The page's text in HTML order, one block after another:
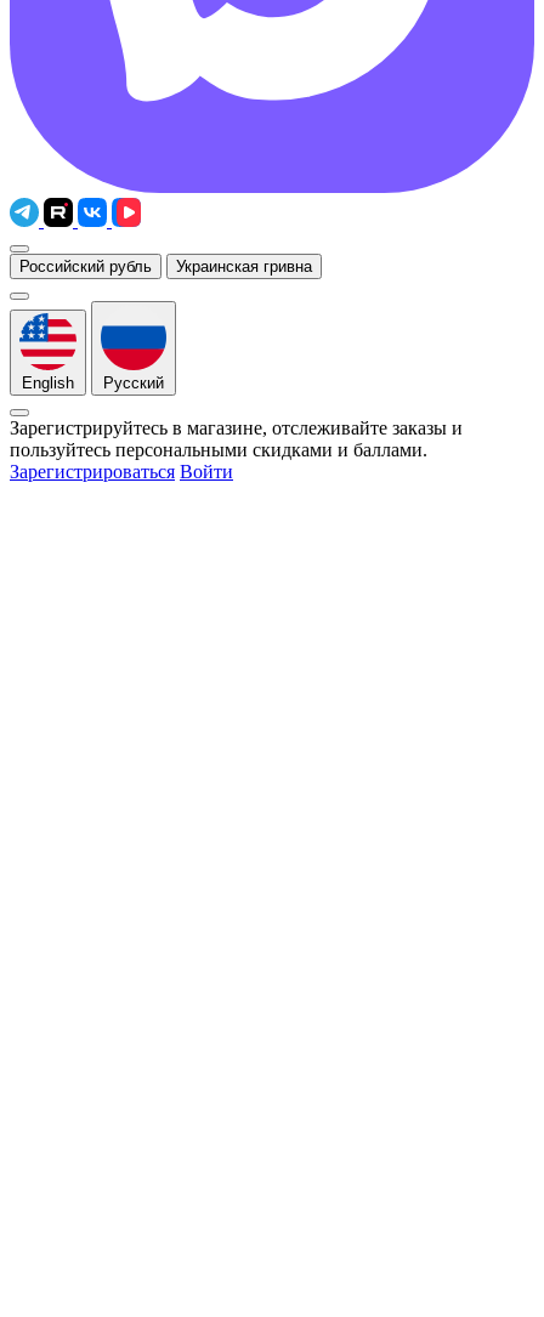
Российский рубль Украинская гривна
English Русский
Зарегистрируйтесь в магазине, отслеживайте заказы и
пользуйтесь персональными скидками и баллами.
Зарегистрироваться Войти